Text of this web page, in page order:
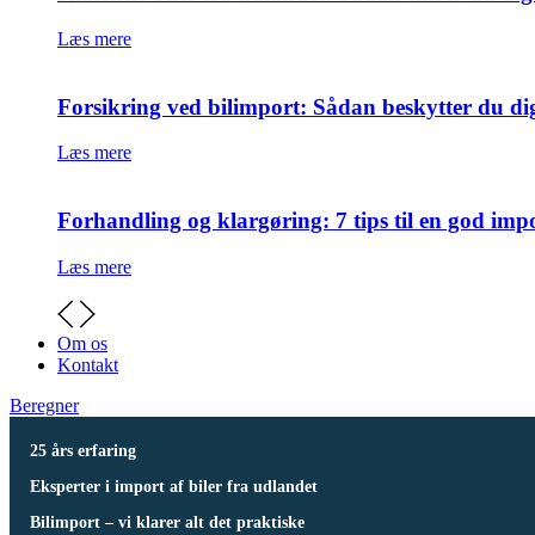
Læs mere
Forsikring ved bilimport: Sådan beskytter du
Læs mere
Forhandling og klargøring: 7 tips til en god
Læs mere
Om os
Kontakt
Beregner
25 års erfaring
Eksperter i import af biler fra udlandet
Bilimport – vi klarer alt det praktiske